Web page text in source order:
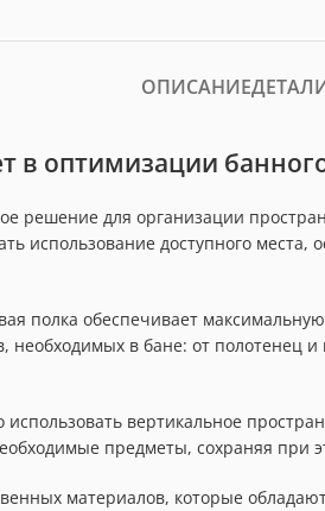
ОПИСАНИЕ
в оптимизации
решение для организации
использование доступного места,
полка обеспечивает
в бане: от полотенец
вертикальное
предметы, сохраняя при
материалов, которые